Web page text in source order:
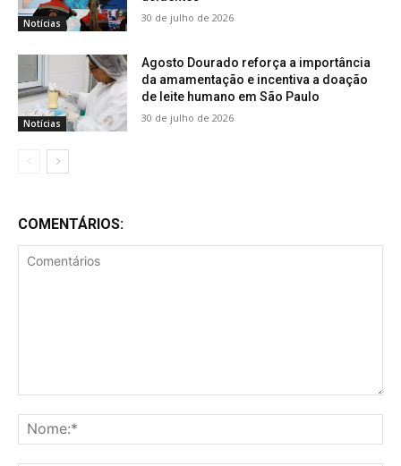
Notícias 30 de julho de 2026
Notícias
Agosto Dourado reforça a importância
da amamentação e incentiva a doação
de leite humano em São Paulo
30 de julho de 2026
COMENTÁRIOS: